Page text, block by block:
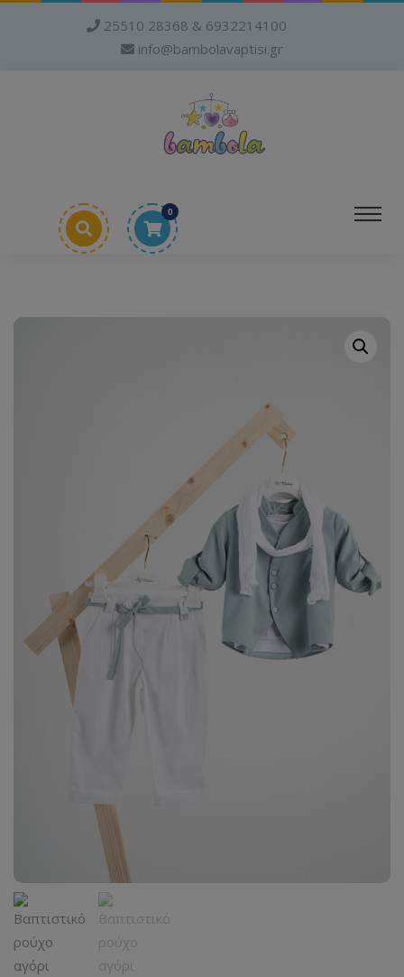
25510 28368 & 6932214100
info@bambolavaptisi.gr
0